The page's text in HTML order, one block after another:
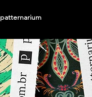
patternarium